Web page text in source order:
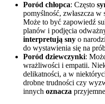
Poród chłopca: Często
pomyślność, zwłaszcza
Może to być zapowiedź
planów i podjęcia
interpretują sny o
do wystawienia się na
Poród dziewczynki:
wrażliwości i empatii.
delikatności, a w
drobne trudności czy
innych oznacza